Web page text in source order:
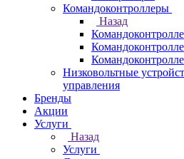
Командоконтроллеры
Назад
Низковольтные
управления
Бренды
Акции
Услуги
Назад
Услуги